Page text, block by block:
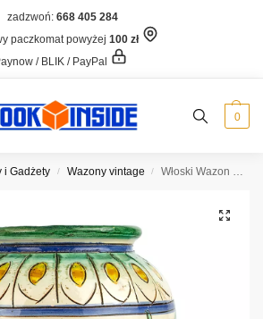
zadzwoń: 668 405 284
paczkomat powyżej 100 zł
/ BLIK / PayPal
0
i Gadżety / Wazony vintage / Włoski Wazon Piwonia, 20 cm